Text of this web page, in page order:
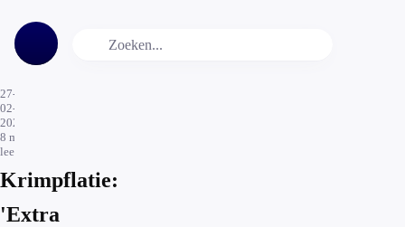
27-
02-
2023
8 min.
leestijd
Krimpflatie:
'Extra